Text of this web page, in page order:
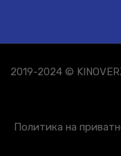
2019-2024 ©
Политика на